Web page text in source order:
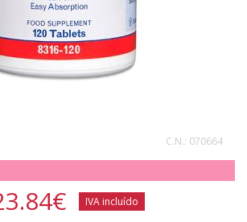
C.N.: 070664
€ IVA incluído